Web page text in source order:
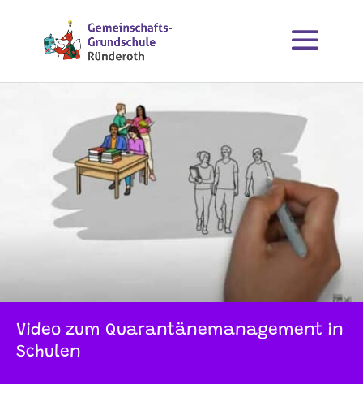
Video zum Quarantänemanagement in
Schulen